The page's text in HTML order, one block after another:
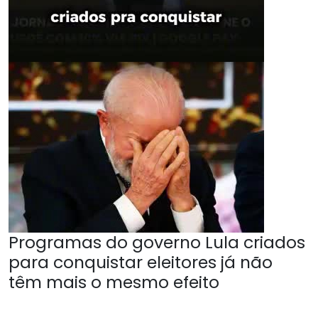
Programas do governo Lula criados
para conquistar eleitores já não
têm mais o mesmo efeito